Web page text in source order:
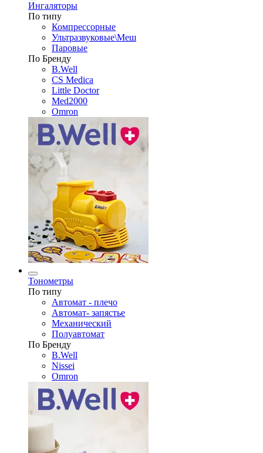
Ингаляторы
По типу
Компрессорные
Ультразвуковые\Меш
Паровые
По Бренду
B.Well
CS Medica
Little Doctor
Med2000
Omron
Тонометры
По типу
Автомат - плечо
Автомат- запястье
Механический
Полуавтомат
По Бренду
B.Well
Nissei
Omron